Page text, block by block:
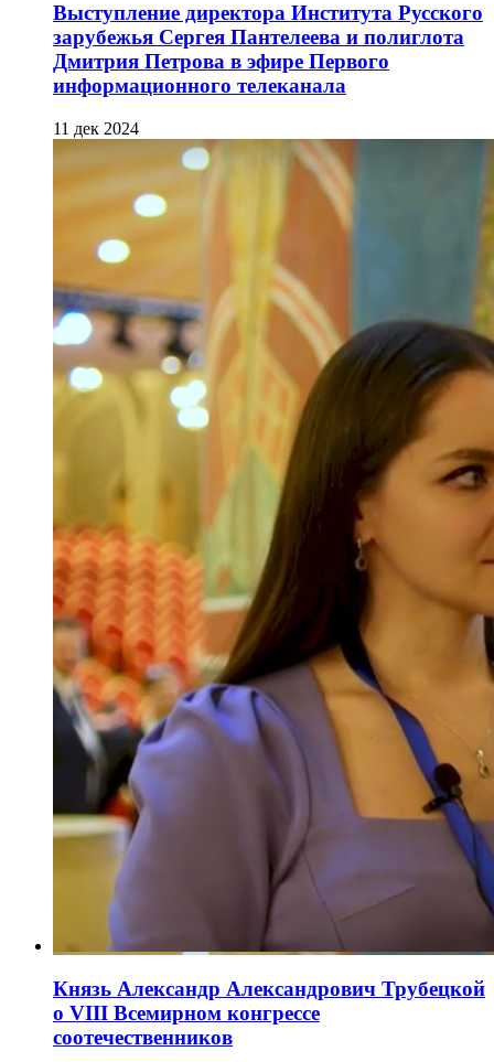
Выступление директора Института Русского
зарубежья Сергея Пантелеева и полиглота
Дмитрия Петрова в эфире Первого
информационного телеканала
11 дек 2024
Князь Александр Александрович Трубецкой
о VIII Всемирном конгрессе
соотечественников